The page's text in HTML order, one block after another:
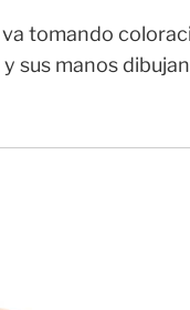
tomando
sus manos